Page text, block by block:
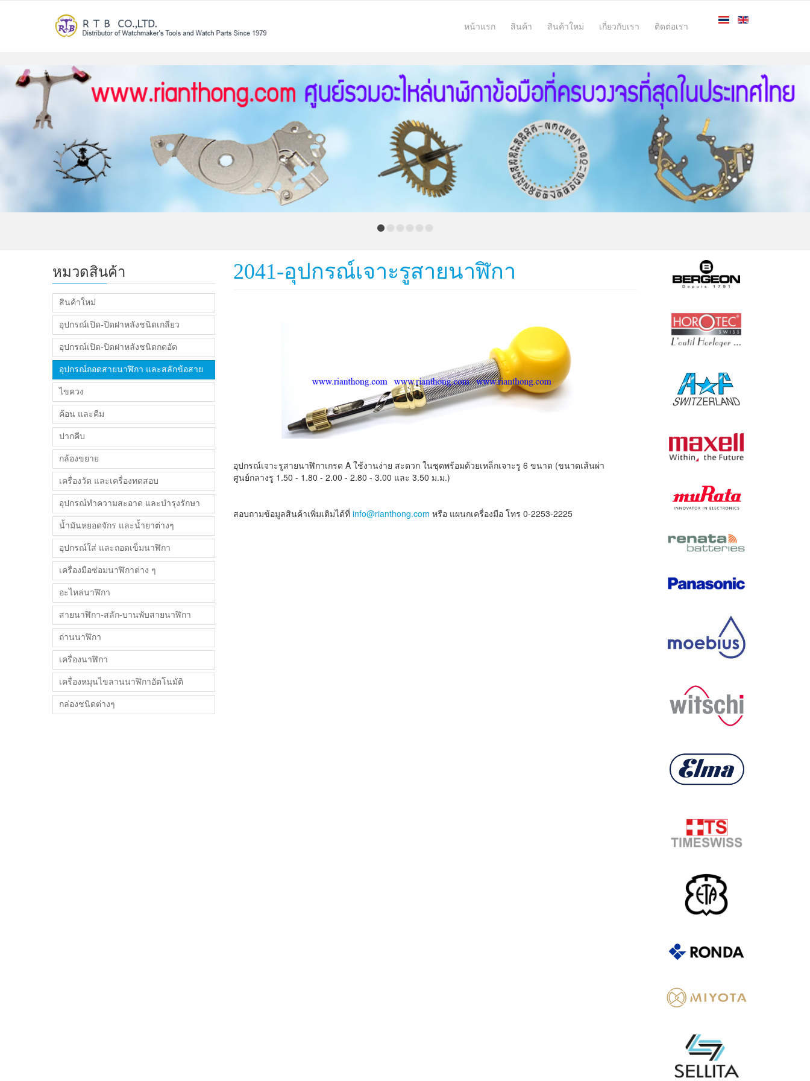
หน้าแรก สินค้า สินค้าใหม่ เกี่ยวกับเรา ติดต่อเรา
หมวดสินค้า
สินค้าใหม่
อุปกรณ์เปิด-ปิดฝาหลังชนิดเกลียว
อุปกรณ์เปิด-ปิดฝาหลังชนิดกดอัด
อุปกรณ์ถอดสายนาฬิกา และสลักข้อสาย
ไขควง
ค้อน และคีม
ปากคีบ
กล้องขยาย
เครื่องวัด และเครื่องทดสอบ
อุปกรณ์ทำความสะอาด และบำรุงรักษา
น้ำมันหยอดจักร และน้ำยาต่างๆ
อุปกรณ์ใส่ และถอดเข็มนาฬิกา
เครื่องมือซ่อมนาฬิกาต่าง ๆ
อะไหล่นาฬิกา
สายนาฬิกา-สลัก-บานพับสายนาฬิกา
ถ่านนาฬิกา
เครื่องนาฬิกา
เครื่องหมุนไขลานนาฬิกาอัตโนมัติ
กล่องชนิดต่างๆ
2041-อุปกรณ์เจาะรูสายนาฬิกา
อุปกรณ์เจาะรูสายนาฬิกาเกรด A ใช้งานง่าย สะดวก ในชุดพร้อมด้วยเหล็กเจาะรู 6 ขนาด (ขนาดเส้นผ่า
ศูนย์กลางรู 1.50 - 1.80 - 2.00 - 2.80 - 3.00 และ 3.50 ม.ม.)
สอบถามข้อมูลสินค้าเพิ่มเติมได้ที่ info@rianthong.com หรือ แผนกเครื่องมือ โทร 0-2253-2225